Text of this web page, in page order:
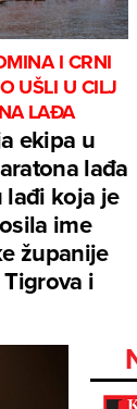
I CRNI
UŠLI U CILJ
LAĐA
ekipa u
lađa
lađi koja je
ime
županije
i